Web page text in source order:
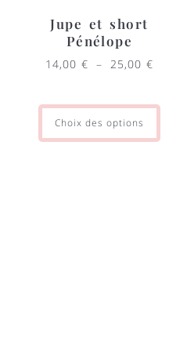
Jupe et short
Pénélope
14,00 € – 25,00 €
Choix des options